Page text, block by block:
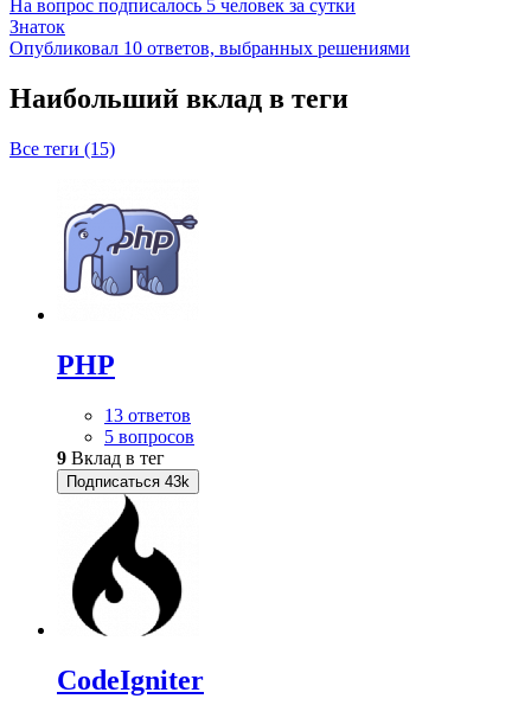
На вопрос подписалось 5 человек за сутки
Знаток
Опубликовал 10 ответов, выбранных решениями
Наибольший вклад в теги
Все теги (15)
PHP
13 ответов
5 вопросов
9 Вклад в тег
Подписаться 43k
CodeIgniter